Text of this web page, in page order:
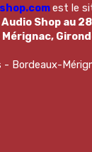
est le
Shop au
- Bordeaux-